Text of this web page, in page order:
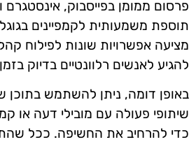
פרסום ממומן בפייסבוק, אינסטגרם
תוספת משמעותית לקמפיינים
מציעה אפשרויות שונות לפילוח
להגיע לאנשים רלוונטיים בדיוק
באופן דומה, ניתן להשתמש בתוכן
שיתופי פעולה עם מובילי דעה או
כדי להרחיב את החשיפה. ככל